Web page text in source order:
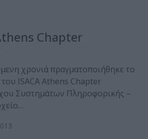
Chapter
χρονιά πραγματοποιήθηκε το
ISACA Athens Chapter
Συστημάτων Πληροφορικής –